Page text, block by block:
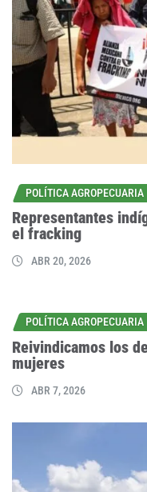
POLÍTICA AGROPECUARIA
Representantes
el fracking
ABR 20, 2026
POLÍTICA AGROPECUARIA
Reivindicamos los
mujeres
ABR 7, 2026